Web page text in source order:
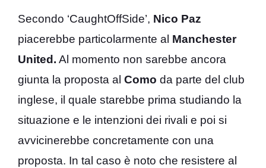
Secondo ‘CaughtOffSide’, Nico Paz
piacerebbe particolarmente al Manchester
United. Al momento non sarebbe ancora
giunta la proposta al Como da parte del club
inglese, il quale starebbe prima studiando la
situazione e le intenzioni dei rivali e poi si
avvicinerebbe concretamente con una
proposta. In tal caso è noto che resistere al